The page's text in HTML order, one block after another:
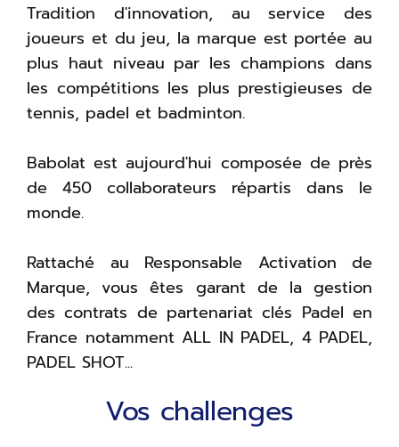
Tradition d'innovation, au service des
joueurs et du jeu, la marque est portée au
plus haut niveau par les champions dans
les compétitions les plus prestigieuses de
tennis, padel et badminton.
Babolat est aujourd'hui composée de près
de 450 collaborateurs répartis dans le
monde.
Rattaché au Responsable Activation de
Marque, vous êtes garant de la gestion
des contrats de partenariat clés Padel en
France notamment ALL IN PADEL, 4 PADEL,
PADEL SHOT...
Vos challenges